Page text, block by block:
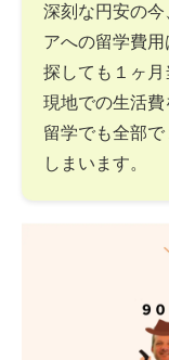
深刻な円安の今
アへの留学費
探しても１ヶ
現地での生活
留学でも全部
しまいます。